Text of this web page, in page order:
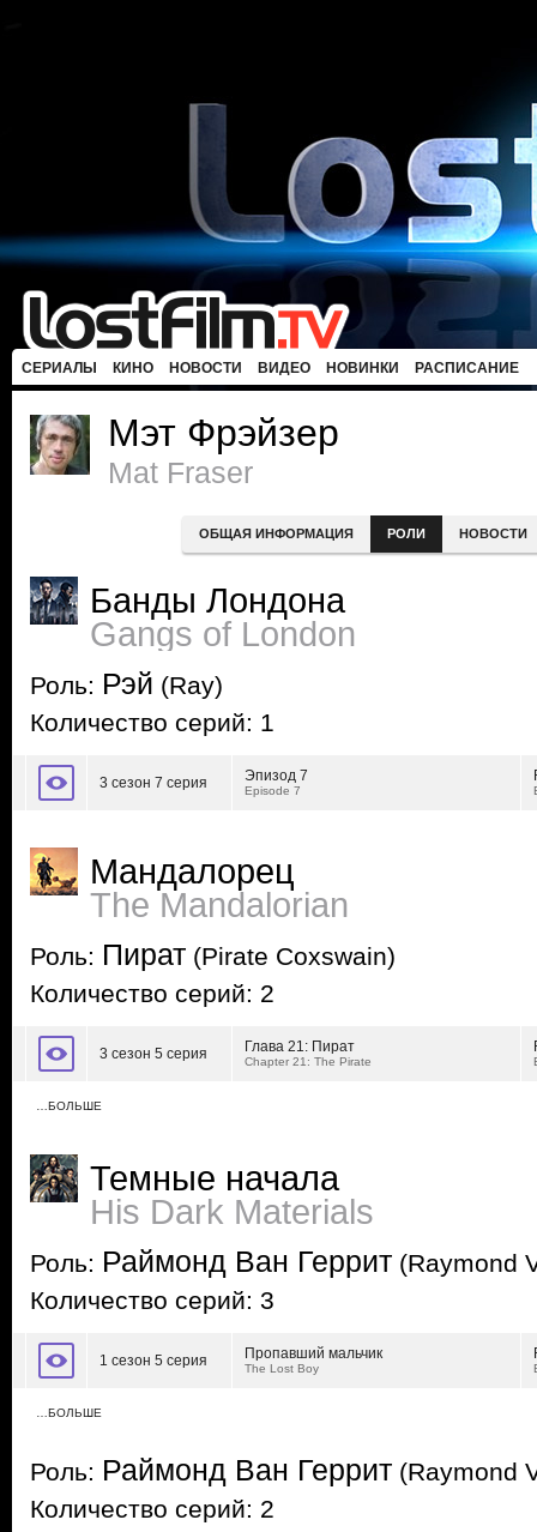
СЕРИАЛЫ КИНО НОВОСТИ ВИДЕО НОВИНКИ РАСПИСАНИЕ
Мэт Фрэйзер
Mat Fraser
ОБЩАЯ ИНФОРМАЦИЯ РОЛИ НОВОСТИ
Банды Лондона
Gangs of London
Роль: Рэй (Ray)
Количество серий: 1
3 сезон 7 серия Эпизод 7
Episode 7
Мандалорец
The Mandalorian
Роль: Пират (Pirate Coxswain)
Количество серий: 2
3 сезон 5 серия Глава 21: Пират
Chapter 21: The Pirate
…БОЛЬШЕ
Темные начала
His Dark Materials
Роль: Раймонд Ван Геррит (Raymond
Количество серий: 3
1 сезон 5 серия Пропавший мальчик
The Lost Boy
…БОЛЬШЕ
Роль: Раймонд Ван Геррит (Raymond
Количество серий: 2